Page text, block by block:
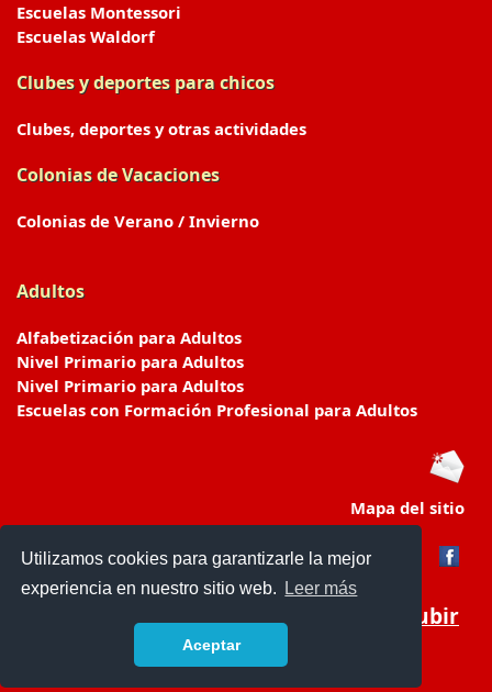
Utilizamos cookies para garantizarle la mejor
experiencia en nuestro sitio web.
Leer más
Aceptar
Escuelas Montessori
Escuelas Waldorf
Clubes y deportes para chicos
Clubes, deportes y otras actividades
Colonias de Vacaciones
Colonias de Verano / Invierno
Adultos
Alfabetización para Adultos
Nivel Primario para Adultos
Nivel Primario para Adultos
Escuelas con Formación Profesional para Adultos
Mapa del sitio
Subir